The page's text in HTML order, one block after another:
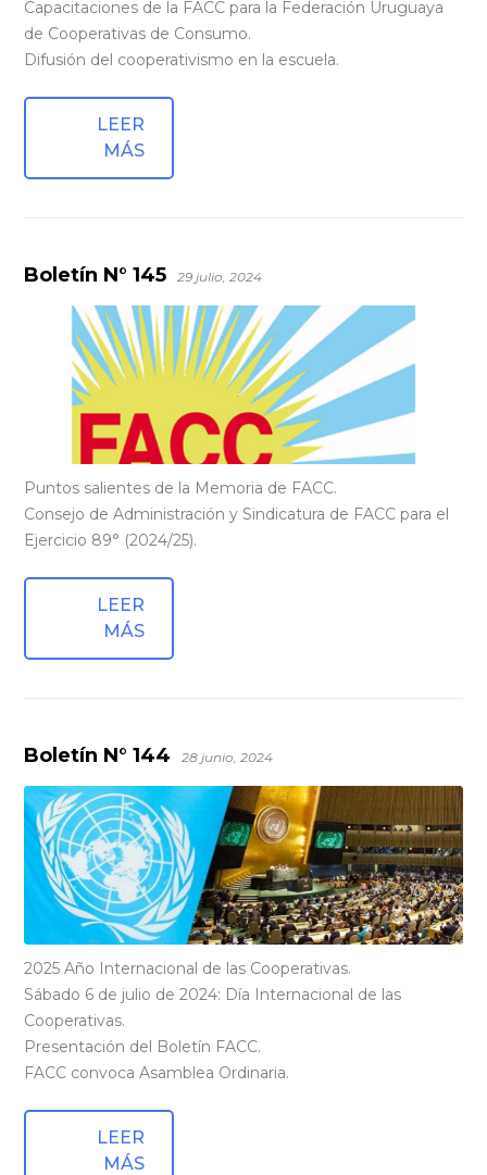
Capacitaciones de la FACC para la Federación Uruguaya
de Cooperativas de Consumo.
Difusión del cooperativismo en la escuela.
LEER
MÁS
Boletín N° 145 29 julio, 2024
Puntos salientes de la Memoria de FACC.
Consejo de Administración y Sindicatura de FACC para el
Ejercicio 89° (2024/25).
LEER
MÁS
Boletín N° 144 28 junio, 2024
2025 Año Internacional de las Cooperativas.
Sábado 6 de julio de 2024: Día Internacional de las
Cooperativas.
Presentación del Boletín FACC.
FACC convoca Asamblea Ordinaria.
LEER
MÁS